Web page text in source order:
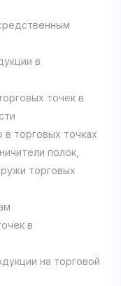
в
точек в
торговых точках
полок,
торговых
в
на торговой